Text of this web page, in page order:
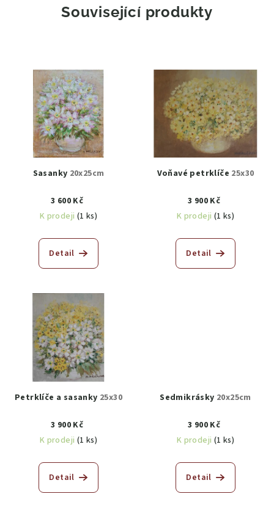
Související produkty
Sasanky 20x25cm
3 600 Kč
K prodeji (1 ks)
Detail
Voňavé petrklíče 25x30
3 900 Kč
K prodeji (1 ks)
Detail
Petrklíče a sasanky 25x30
3 900 Kč
K prodeji (1 ks)
Detail
Sedmikrásky 20x25cm
3 900 Kč
K prodeji (1 ks)
Detail